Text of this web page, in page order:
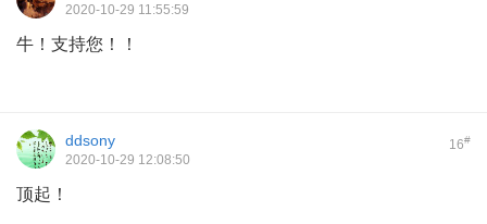
2020-10-29 11:55:59
牛！支持您！！
16#
ddsony
2020-10-29 12:08:50
顶起！